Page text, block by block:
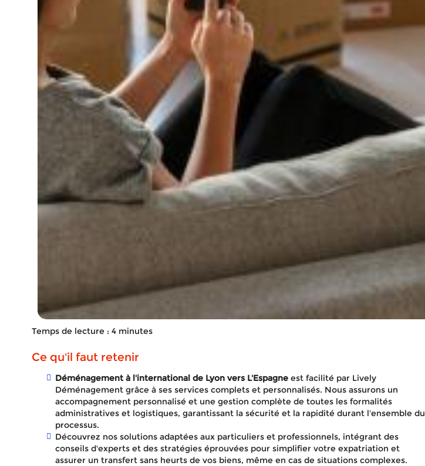
Temps de lecture : 4 minutes
Ce qu'il faut retenir
Déménagement à l'international de Lyon vers L'Espagneest facilité par Lively
Déménagement grâce à ses services complets et personnalisés. Nous assurons un
accompagnement personnalisé et une gestion complète de toutes les formalités
administratives et logistiques, garantissant la sécurité et la rapidité durant l'ensemble du
processus.
Découvrez nos solutions adaptées aux particuliers et professionnels, intégrant des
conseils d'experts et des stratégies éprouvées pour simplifier votre expatriation et
assurer un transfert sans heurts de vos biens, même en cas de situations complexes.